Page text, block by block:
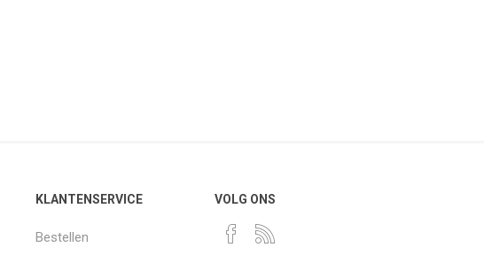
KLANTENSERVICE
Bestellen
VOLG ONS